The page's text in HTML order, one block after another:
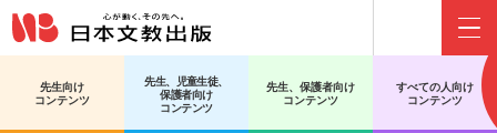
メインコンテンツへ移動
サブコンテンツへ移動
先生向け
コンテンツ
先生、児童生徒、
保護者向け
コンテンツ
先生、保護者向け
コンテンツ
すべての人向け
コンテンツ